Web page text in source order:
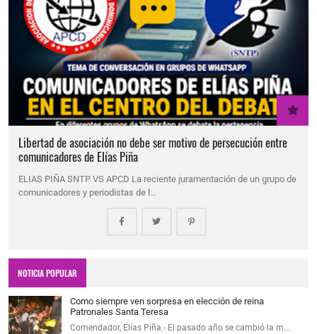
Libertad de asociación no debe ser motivo de persecución entre
comunicadores de Elías Piña
ELIAS PIÑA SNTP VS APCD La reciente juramentación de un grupo de
comunicadores y periodistas de l…
NOTICIA POPULAR
Como siempre ven sorpresa en elección de reina
Patronales Santa Teresa
Comendador, Elías Piña.- El pasado año se cambió la m…